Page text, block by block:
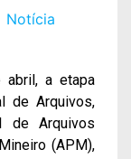
Notícia
a etapa
de Arquivos,
de Arquivos
(APM),